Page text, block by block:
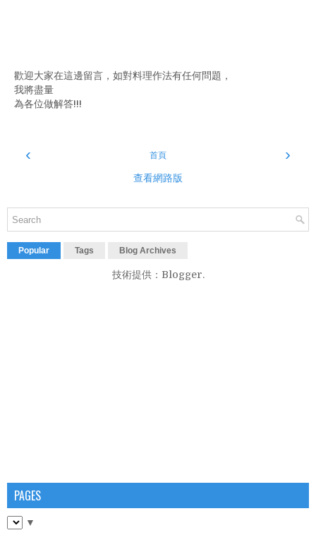
歡迎大家在這邊留言，如對料理作法有任何問題，
我將盡量
為各位做解答!!!
‹ ›
首頁
查看網路版
Popular Tags Blog Archives
技術提供： Blogger.
PAGES
▼